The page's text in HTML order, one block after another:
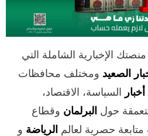
الإخبارية الشاملة التي
الصعيد ومختلف محافظات
أخبار السياسة، الاقتصاد،
حول البرلمان وقطاع
حصرية لعالم الرياضة و